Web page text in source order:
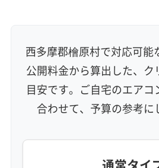
しまいます。こうなると洗
この固まった汚れを残した
ング剤をスプレーしても、
ません。根本的に解決する
西多摩郡檜原村で対応可能
公開料金から算出した、ク
目安です。ご自宅のエアコ
合わせて、予算の参考に